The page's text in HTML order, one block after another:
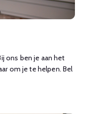
ons ben je aan het
om je te helpen. Bel